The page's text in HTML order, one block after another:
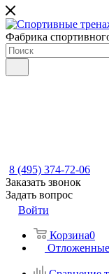
Фабрика
8 (495) 374-72-06
Заказать звонок
Задать вопрос
Войти
Корзина0
Отложенные